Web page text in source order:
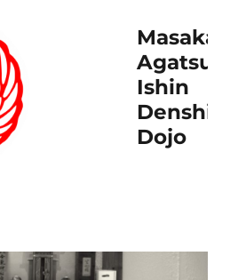
Agatsu
Ishin
Denshin
Dojo